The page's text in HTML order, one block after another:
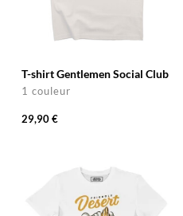
T-shirt Gentlemen Social Club
1 couleur
29,90 €